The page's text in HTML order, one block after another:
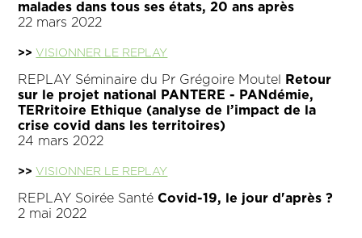
malades dans tous ses états, 20 ans après
22 mars 2022
>> VISIONNER LE REPLAY
REPLAY Séminaire du Pr Grégoire Moutel
Retour
sur le projet national PANTERE - PANdémie,
TERritoire Ethique (analyse de l’impact de la
crise covid dans les territoires)
24 mars 2022
>> VISIONNER LE REPLAY
REPLAY Soirée Santé Covid-19, le jour d'après ?
2 mai 2022